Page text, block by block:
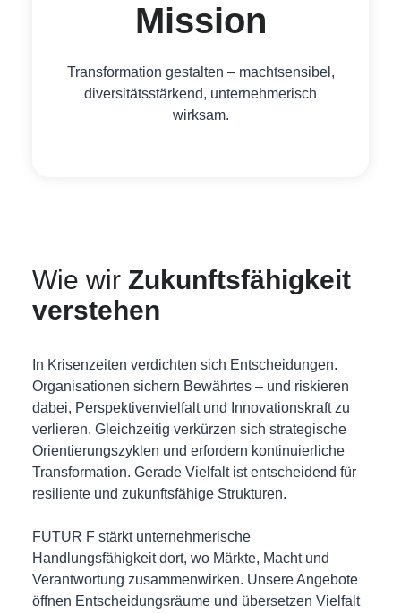
Mission
Transformation gestalten – machtsensibel,
diversitätsstärkend, unternehmerisch
wirksam.
Wie wirZukunftsfähigkeit
verstehen
In Krisenzeiten verdichten sich Entscheidungen.
Organisationen sichern Bewährtes – und riskieren
dabei, Perspektivenvielfalt und Innovationskraft zu
verlieren. Gleichzeitig verkürzen sich strategische
Orientierungszyklen und erfordern kontinuierliche
Transformation. Gerade Vielfalt ist entscheidend für
resiliente und zukunftsfähige Strukturen.
FUTUR F stärkt unternehmerische
Handlungsfähigkeit dort, wo Märkte, Macht und
Verantwortung zusammenwirken. Unsere Angebote
öffnen Entscheidungsräume und übersetzen Vielfalt